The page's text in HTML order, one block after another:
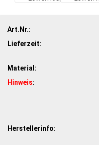
Art.Nr.:
Lieferzeit:
Material:
Hinweis:
Herstellerinfo: